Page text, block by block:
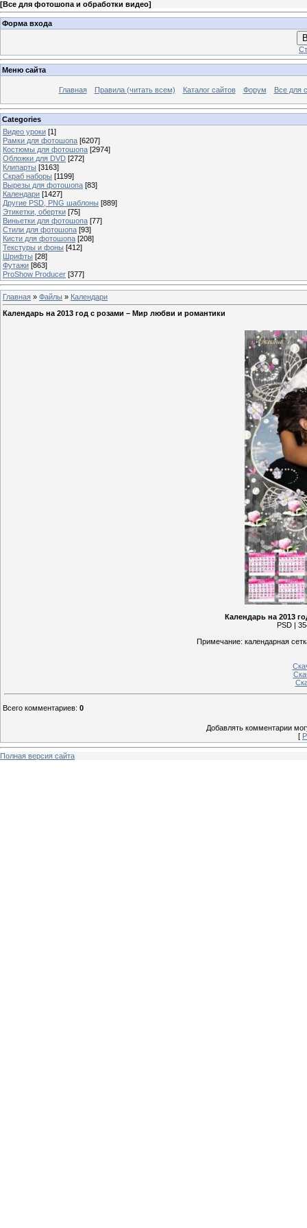
[Все для фотошопа и обработки видео]
Форма входа
Меню сайта
Главная Правила (читать всем) Каталог сайтов Форум Все для
Categories
Видео уроки [1]
Рамки для фотошопа [6207]
Костюмы для фотошопа [2974]
Обложки для DVD [272]
Клипарты [3163]
Скраб наборы [1199]
Вырезы для фотошопа [83]
Календари [1427]
Другие PSD, PNG шаблоны [889]
Этикетки, обертки [75]
Виньетки для фотошопа [77]
Стили для фотошопа [93]
Кисти для фотошопа [208]
Текстуры и фоны [412]
Шрифты [28]
Футажи [863]
ProShow Producer [377]
Главная » Файлы » Календари
Календарь на 2013 год с розами – Мир любви и романтики
Календарь на 2013
PSD |
Примечание: календарная
Всего комментариев: 0
Добавлять комментарии
[
Полная версия сайта